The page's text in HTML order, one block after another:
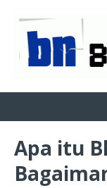
Apa itu